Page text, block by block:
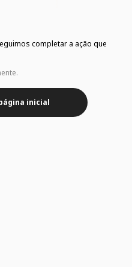
completar a ação que
inicial